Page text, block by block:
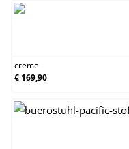
creme
€ 169,90